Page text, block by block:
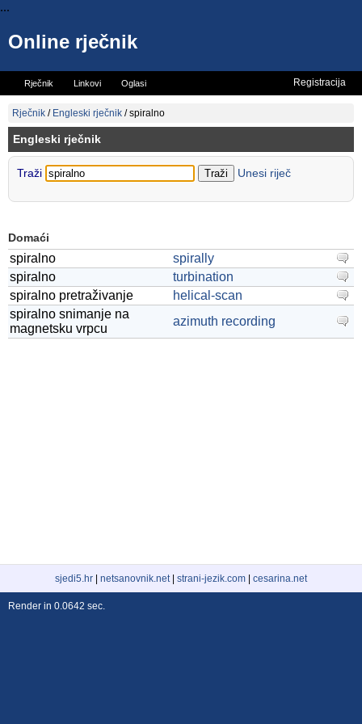
...
Online rječnik
Rječnik Linkovi Oglasi
Vicevi Mini rječnik
Registracija
Rječnik / Engleski rječnik /spiralno
Engleski rječnik
Traži Unesi riječ
Domaći
spiralno
spirally
spiralno
turbination
spiralno pretraživanje
helical-scan
spiralno snimanje na
magnetsku vrpcu
azimuth recording
sjedi5.hr netsanovnik.net| strani-jezik.com cesarina.net
Render in 0.0642 sec.